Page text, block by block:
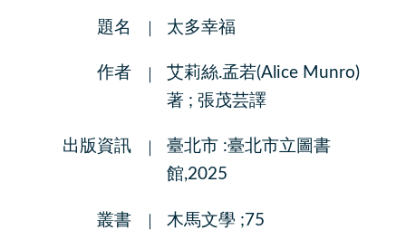
題名 太多幸福
作者
艾莉絲.孟若(Alice Munro)
著 ; 張茂芸譯
出版資訊
臺北市 :臺北市立圖書
館,2025
叢書 木馬文學 ;75